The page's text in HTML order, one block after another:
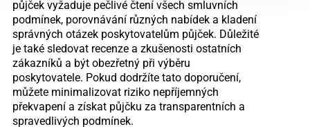
půjček vyžaduje pečlivé čtení všech smluvních
podmínek, porovnávání různých nabídek a kladení
správných otázek poskytovatelům půjček. Důležité
je také sledovat recenze a zkušenosti ostatních
zákazníků a být obezřetný při výběru
poskytovatele. Pokud dodržíte tato doporučení,
můžete minimalizovat riziko nepříjemných
překvapení a získat půjčku za transparentních a
spravedlivých podmínek.